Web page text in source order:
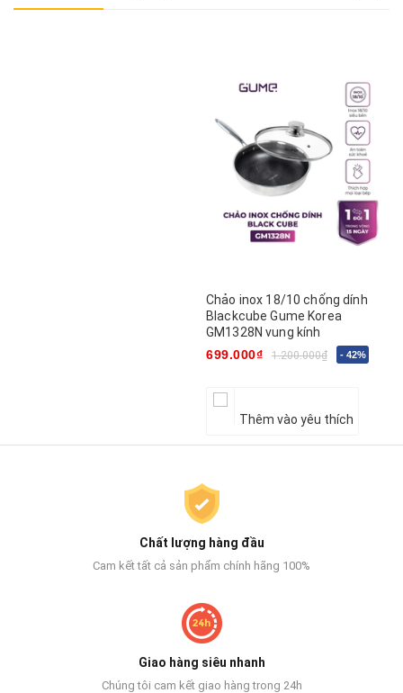
Chảo inox 18/10 chống dính
Blackcube Gume Korea
GM1328N vung kính
699.000₫
1.200.000₫ - 42%
Thêm vào yêu thích
Chất lượng hàng đầu
Cam kết tất cả sản phẩm chính hãng 100%
Giao hàng siêu nhanh
Chúng tôi cam kết giao hàng trong 24h